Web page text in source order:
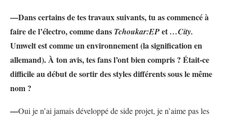
—Dans certains de tes travaux suivants, tu as commencé à
faire de l’électro, comme dans Tchoukar:EPet…City.
Umwelt est comme un environnement (la signification en
allemand). À ton avis, tes fans l’ont bien compris ? Était-ce
difficile au début de sortir des styles différents sous le même
nom ?
—Oui je n’ai jamais développé de side projet, je n’aime pas les